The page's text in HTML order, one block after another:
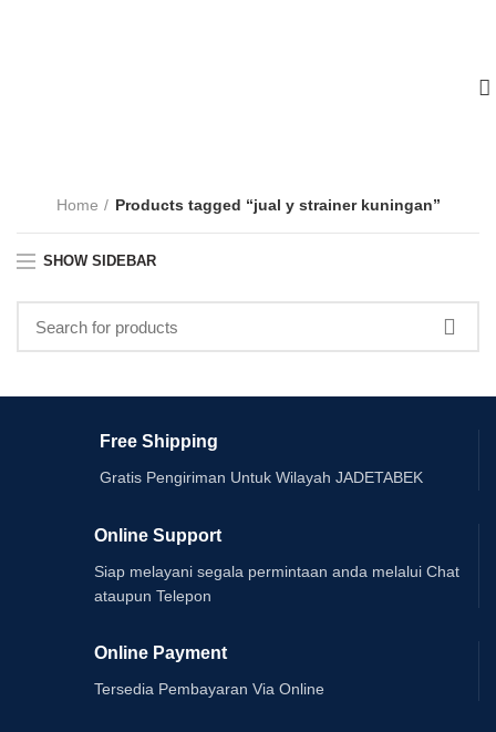
Home Products tagged “jual y strainer kuningan”
SHOW SIDEBAR
Free Shipping
Gratis Pengiriman Untuk Wilayah JADETABEK
Online Support
Siap melayani segala permintaan anda melalui Chat
ataupun Telepon
Online Payment
Tersedia Pembayaran Via Online